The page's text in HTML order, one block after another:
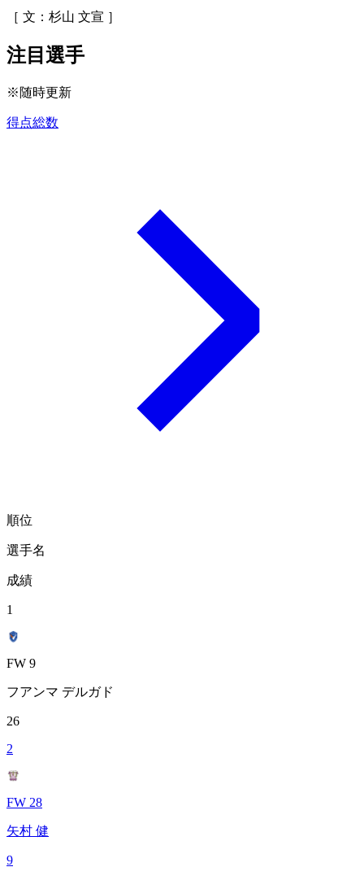
［ 文：杉山 文宣 ］
注目選手
※随時更新
得点総数
順位
選手名
成績
1
FW 9
フアンマ デルガド
26
2
FW 28
矢村 健
9